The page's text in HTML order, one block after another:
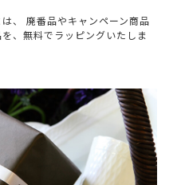
、 廃番品やキャンペーン商品
、無料でラッピングいたしま